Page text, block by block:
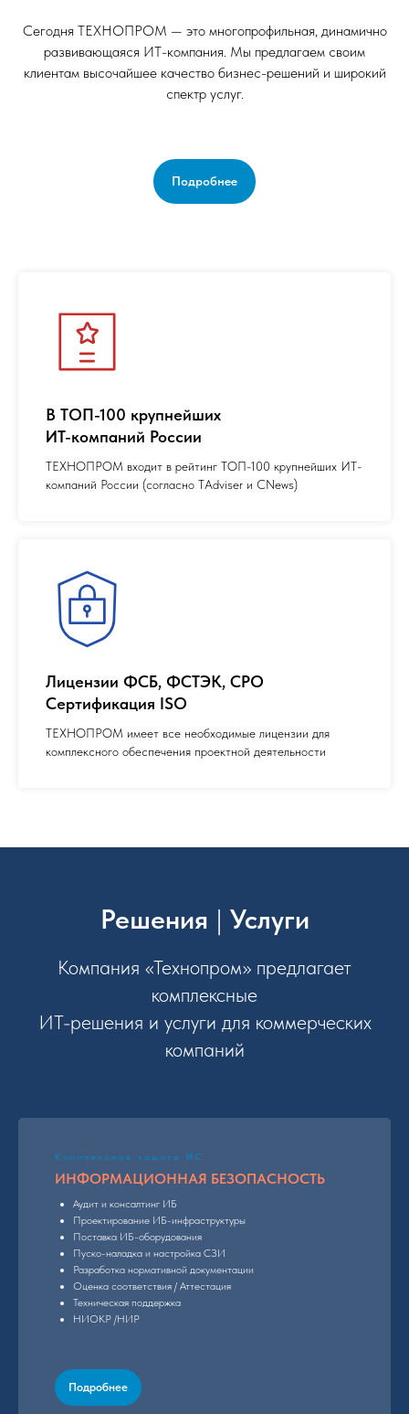
Сегодня ТЕХНОПРОМ — это многопрофильная, динамично
развивающаяся ИТ-компания. Мы предлагаем своим
клиентам высочайшее качество бизнес-решений и широкий
спектр услуг.
Подробнее
В ТОП-100 крупнейших
ИТ-компаний России
ТЕХНОПРОМ входит в рейтинг ТОП-100 крупнейших ИТ-
компаний России (согласно TAdviser и CNews)
Лицензии ФСБ, ФСТЭК, СРО
Сертификация ISO
ТЕХНОПРОМ имеет все необходимые лицензии для
комплексного обеспечения проектной деятельности
Решения | Услуги
Компания «Технопром» предлагает
комплексные
ИТ-решения и услуги для коммерческих
компаний
Комплексная защита ИС
ИНФОРМАЦИОННАЯ БЕЗОПАСНОСТЬ
Аудит и консалтинг ИБ
Проектирование ИБ-инфраструктуры
Поставка ИБ-оборудования
Пуско-наладка и настройка СЗИ
Разработка нормативной документации
Оценка соответствия / Аттестация
Техническая поддержка
НИОКР /НИР
Подробнее